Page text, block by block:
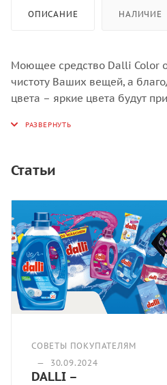
ОПИСАНИЕ НАЛИЧИЕ
Моющее средство Dalli Color
чистоту Ваших вещей, а
цвета – яркие цвета будут
мощной формуле.
температуре 20 °C – это
гель.
Предназначен: для стирки
моющей формулой для
глубоко очищающей волокна
Особенности: Не применять
Эффективность:
— цвета остаются
— не содержит фосфаты, не
средств от накипи;
— эффективно удаляет пятна
Статьи
СОВЕТЫ ПОКУПАТЕЛЯМ
—
30.09.2024
DALLI –